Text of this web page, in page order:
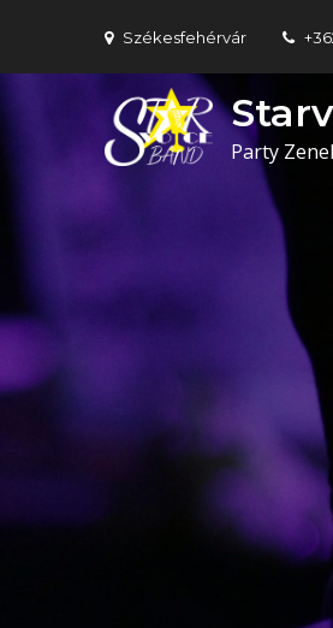
Székesfehérvár
Party